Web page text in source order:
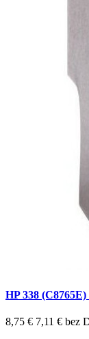
HP 338
8,75 € 7,11 € bez